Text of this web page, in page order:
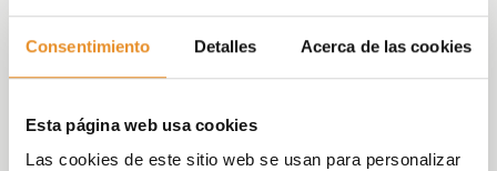
Consentimiento Detalles Acerca de las cookies
Esta página web usa cookies
Las cookies de este sitio web se usan para personalizar